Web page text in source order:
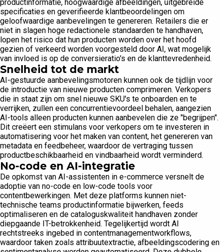
productinformatie, hoogwaardige afbeeldingen, uitgebreide
specificaties en geverifieerde klantbeoordelingen om
geloofwaardige aanbevelingen te genereren. Retailers die er
niet in slagen hoge redactionele standaarden te handhaven,
lopen het risico dat hun producten worden over het hoofd
gezien of verkeerd worden voorgesteld door AI, wat mogelijk
van invloed is op de conversieratio's en de klanttevredenheid.
Snelheid tot de markt
AI-gestuurde aanbevelingsmotoren kunnen ook de tijdlijn voor
de introductie van nieuwe producten comprimeren. Verkopers
die in staat zijn om snel nieuwe SKU's te onboarden en te
verrijken, zullen een concurrentievoordeel behalen, aangezien
AI-tools alleen producten kunnen aanbevelen die ze "begrijpen".
Dit creëert een stimulans voor verkopers om te investeren in
automatisering voor het maken van content, het genereren van
metadata en feedbeheer, waardoor de vertraging tussen
productbeschikbaarheid en vindbaarheid wordt verminderd.
No-code en AI-integratie
De opkomst van AI-assistenten in e-commerce versnelt de
adoptie van no-code en low-code tools voor
contentbewerkingen. Met deze platforms kunnen niet-
technische teams productinformatie bijwerken, feeds
optimaliseren en de cataloguskwaliteit handhaven zonder
diepgaande IT-betrokkenheid. Tegelijkertijd wordt AI
rechtstreeks ingebed in contentmanagementworkflows,
waardoor taken zoals attribuutextractie, afbeeldingscodering en